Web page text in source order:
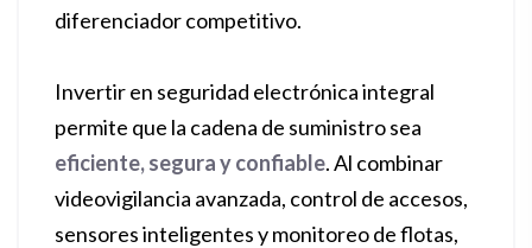
diferenciador competitivo.
Invertir en seguridad electrónica integral
permite que la cadena de suministro sea
eficiente, segura y confiable. Al combinar
videovigilancia avanzada, control de accesos,
sensores inteligentes y monitoreo de flotas,